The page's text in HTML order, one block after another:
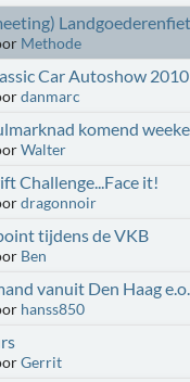
Methode
Car Autoshow
danmarc
komend
Walter
Challenge...Face it!
dragonnoir
tijdens de VKB
Ben
vanuit Den Haag
hanss850
Gerrit